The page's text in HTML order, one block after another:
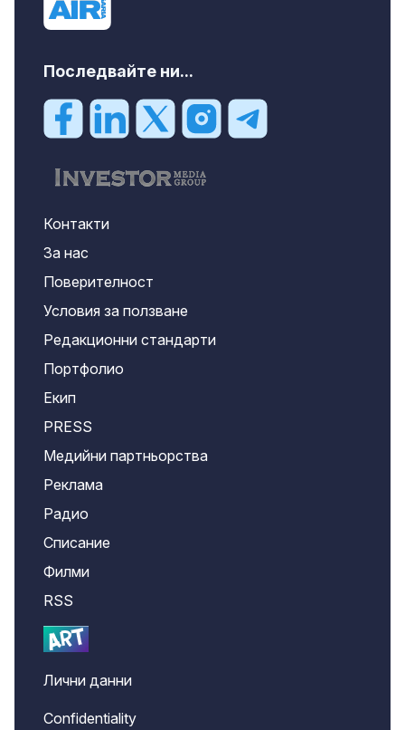
Последвайте ни...
Контакти
За нас
Поверителност
Условия за ползване
Редакционни стандарти
Портфолио
Екип
PRESS
Медийни партньорства
Реклама
Радио
Списание
Филми
RSS
Лични данни
Confidentiality